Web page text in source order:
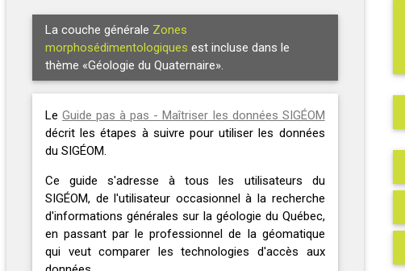
La couche générale Zones
morphosédimentologiques est incluse dans le
thème «Géologie du Quaternaire».
LeGuide pas à pas - Maîtriser les données SIGÉOM
décrit les étapes à suivre pour utiliser les données
du SIGÉOM.
Ce guide s'adresse à tous les utilisateurs du
SIGÉOM, de l'utilisateur occasionnel à la recherche
d'informations générales sur la géologie du Québec,
en passant par le professionnel de la géomatique
qui veut comparer les technologies d'accès aux